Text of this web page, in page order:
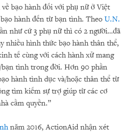
bạo hành đối với phụ nữ ở Việt
hành đến từ bạn tình. Theo U.N.
như cứ 3 phụ nữ thì có 2 người…đã
nhiều hình thức bạo hành thân thể,
tế cùng với cách hành xử mang
tình trong đời. Hơn 90 phần
hành tình dục và/hoặc thân thể từ
tìm kiếm sự trợ giúp từ các cơ
cầm quyền.”
năm 2016, ActionAid nhận xét